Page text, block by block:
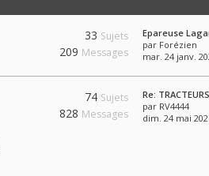
33 Sujets
209 Messages
Epareuse
par Forézien
mar. 24 janv.
74 Sujets
828 Messages
Re:
par RV4444
dim. 24 mai